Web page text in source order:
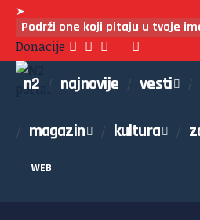
➤
Podrži one koji pitaju u tvoje
Donacije
n2 najnovije vesti
magazin kultura
WEB